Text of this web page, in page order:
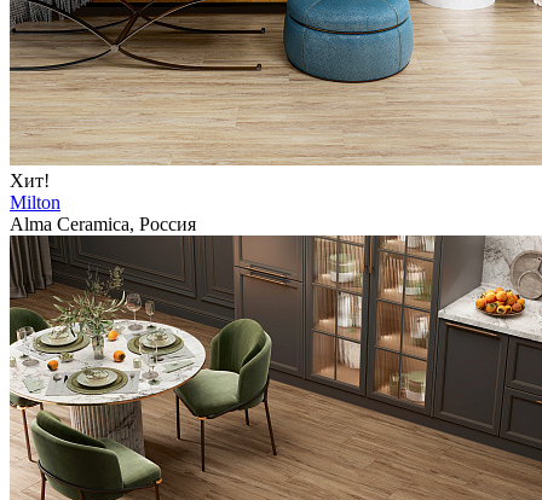
Хит!
Milton
Alma Ceramica, Россия